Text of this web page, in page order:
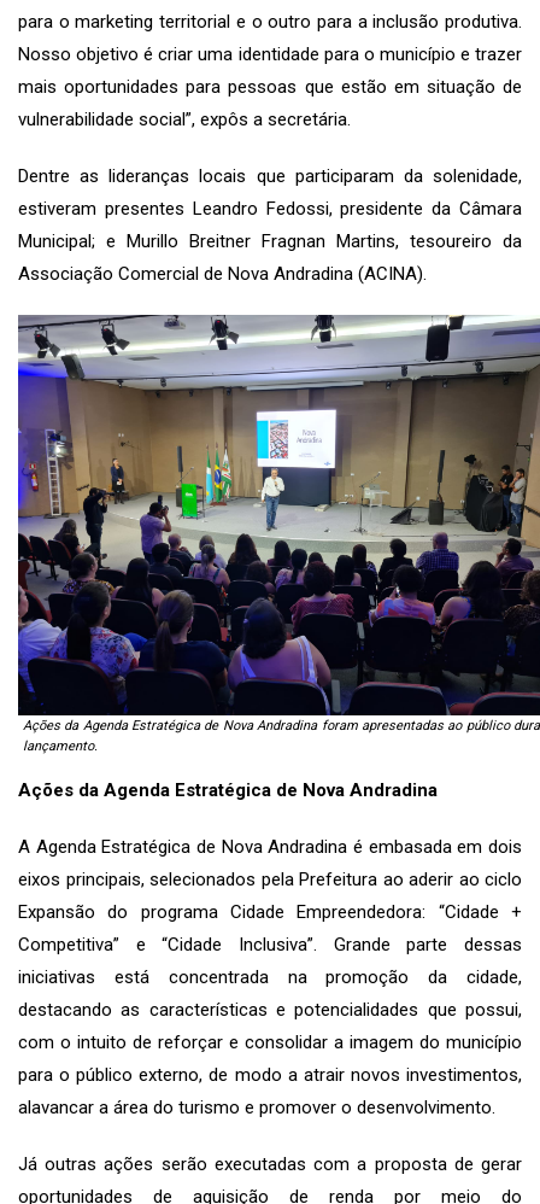
para o marketing territorial e o outro para a inclusão produtiva.
Nosso objetivo é criar uma identidade para o município e trazer
mais oportunidades para pessoas que estão em situação de
vulnerabilidade social”, expôs a secretária.
Dentre as lideranças locais que participaram da solenidade,
estiveram presentes Leandro Fedossi, presidente da Câmara
Municipal; e Murillo Breitner Fragnan Martins, tesoureiro da
Associação Comercial de Nova Andradina (ACINA).
Ações da Agenda Estratégica de Nova Andradina foram apresentadas ao público
lançamento.
Ações da Agenda Estratégica de Nova Andradina
A Agenda Estratégica de Nova Andradina é embasada em dois
eixos principais, selecionados pela Prefeitura ao aderir ao ciclo
Expansão do programa Cidade Empreendedora: “Cidade +
Competitiva” e “Cidade Inclusiva”. Grande parte dessas
iniciativas está concentrada na promoção da cidade,
destacando as características e potencialidades que possui,
com o intuito de reforçar e consolidar a imagem do município
para o público externo, de modo a atrair novos investimentos,
alavancar a área do turismo e promover o desenvolvimento.
Já outras ações serão executadas com a proposta de gerar
oportunidades de aquisição de renda por meio do